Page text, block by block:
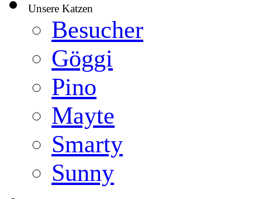
Unsere Katzen
Besucher
Göggi
Pino
Mayte
Smarty
Sunny